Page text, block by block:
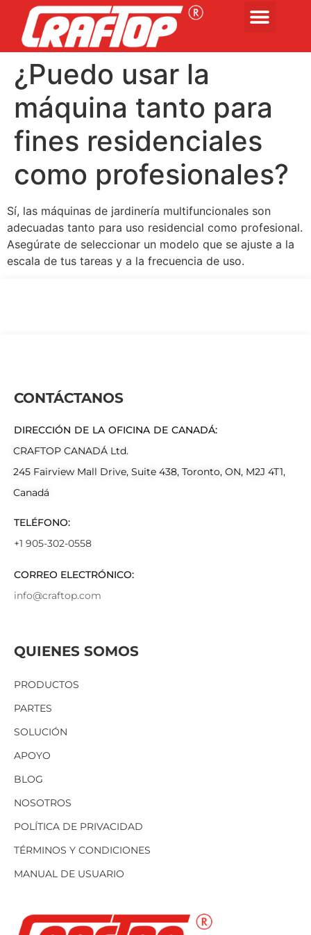
¿Puedo usar la
máquina tanto para
fines residenciales
como profesionales?
Sí, las máquinas de jardinería multifuncionales son
adecuadas tanto para uso residencial como profesional.
Asegúrate de seleccionar un modelo que se ajuste a la
escala de tus tareas y a la frecuencia de uso.
QUIENES SOMOS
PRODUCTOS
PARTES
SOLUCIÓN
APOYO
BLOG
NOSOTROS
POLÍTICA DE PRIVACIDAD
TÉRMINOS Y CONDICIONES
MANUAL DE USUARIO
CONTÁCTANOS
DIRECCIÓN DE LA OFICINA DE CANADÁ:
CRAFTOP CANADÁ Ltd.
245 Fairview Mall Drive, Suite 438, Toronto, ON, M2J 4T1,
Canadá
TELÉFONO:
+1 905-302-0558
CORREO ELECTRÓNICO:
info@craftop.com